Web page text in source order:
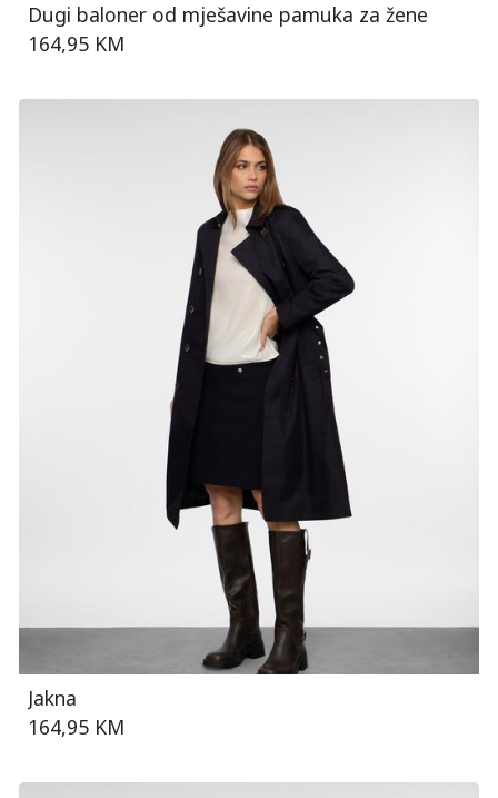
Dugi baloner od mješavine pamuka za žene
164,95 KM
Jakna
164,95 KM